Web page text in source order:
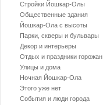
Стройки Йошкар-Олы
Общественные здания
Йошкар-Ола с высоты
Парки, скверы и бульвары
Декор и интерьеры
Отдых и праздники горожан
Улицы и дома
Ночная Йошкар-Ола
Этого уже нет
События и люди города